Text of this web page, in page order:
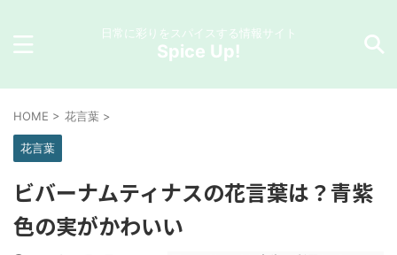
日常に彩りをスパイスする情報サイト
Spice Up!
HOME > 花言葉 >
花言葉
ビバーナムティナスの花言葉は？青紫
色の実がかわいい